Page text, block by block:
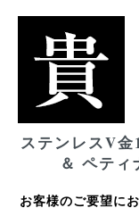
ステンレスV
＆ ペティ
お客様のご要望に